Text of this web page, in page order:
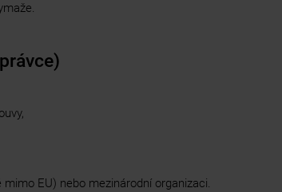
EU) nebo mezinárodní organizaci.